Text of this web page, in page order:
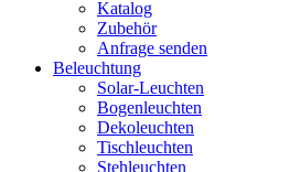
Katalog
Zubehör
Anfrage senden
Beleuchtung
Solar-Leuchten
Bogenleuchten
Dekoleuchten
Tischleuchten
Stehleuchten